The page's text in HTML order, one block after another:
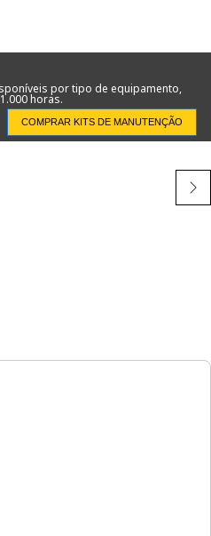
por tipo de equipamento,
horas.
COMPRAR KITS DE MANUTENÇÃO